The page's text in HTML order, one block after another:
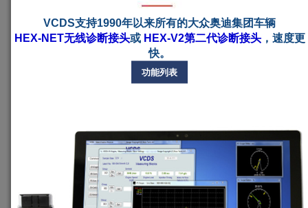
VCDS支持1990年以来所有的大众奥迪集团车辆
HEX-NET无线诊断接头或 HEX-V2第二代诊断接头，速度更
快。
功能列表